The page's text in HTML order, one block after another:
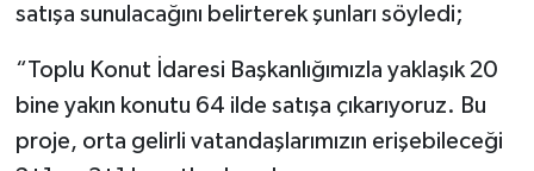
satışa sunulacağını belirterek şunları söyledi;
“Toplu Konut İdaresi Başkanlığımızla yaklaşık 20
bine yakın konutu 64 ilde satışa çıkarıyoruz. Bu
proje, orta gelirli vatandaşlarımızın erişebileceği